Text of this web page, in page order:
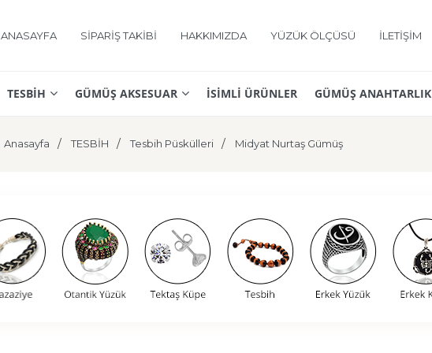
ANASAYFA SİPARİŞ TAKİBİ HAKKIMIZDA YÜZÜK ÖLÇÜSÜ İLETİŞİM
TESBİH GÜMÜŞ AKSESUAR İSİMLİ ÜRÜNLER GÜMÜŞ ANAHTARLIK
Anasayfa TESBİH Tesbih Püskülleri Midyat Nurtaş Gümüş